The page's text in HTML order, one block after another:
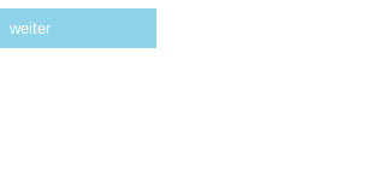
weiter